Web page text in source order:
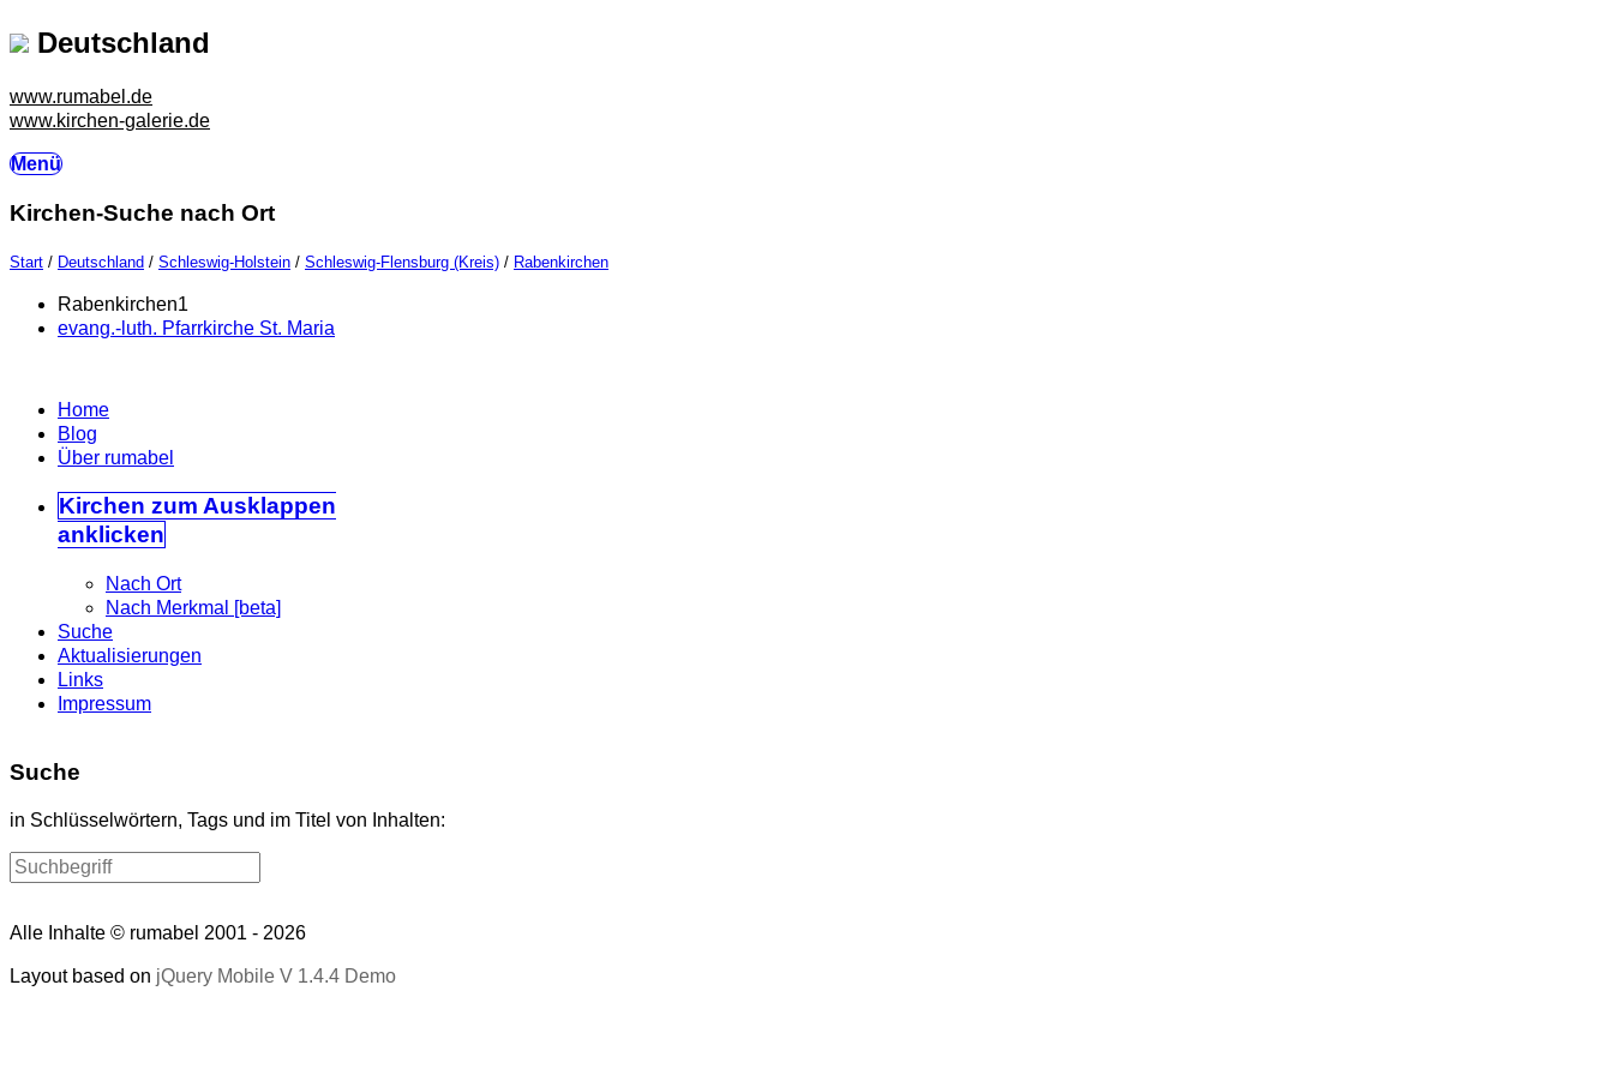
Deutschland
www.rumabel.de
www.kirchen-galerie.de
Menü
Kirchen-Suche nach Ort
Start / Deutschland / Schleswig-Holstein / Schleswig-Flensburg (Kreis) / Rabenkirchen
Rabenkirchen1
evang.-luth. Pfarrkirche St. Maria
Home
Blog
Über rumabel
Kirchen zum Ausklappen
anklicken
Nach Ort
Nach Merkmal [beta]
Suche
Aktualisierungen
Links
Impressum
Suche
in Schlüsselwörtern, Tags und im Titel von Inhalten:
Alle Inhalte © rumabel 2001 - 2026
Layout based on jQuery Mobile V 1.4.4 Demo